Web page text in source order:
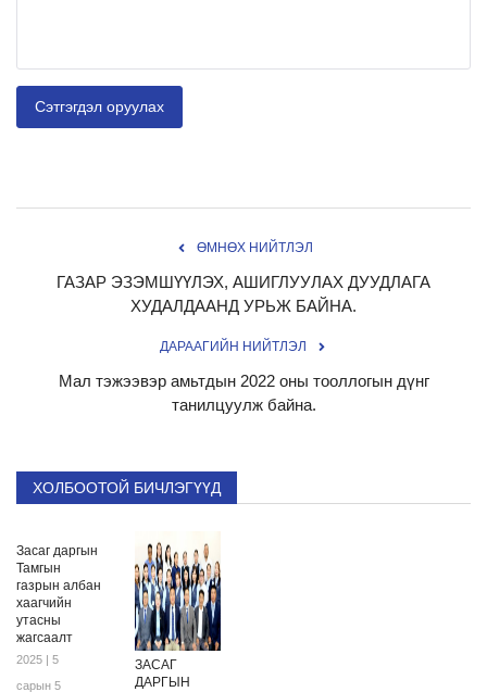
Сэтгэгдэл оруулах
ӨМНӨХ НИЙТЛЭЛ
ГАЗАР ЭЗЭМШҮҮЛЭХ, АШИГЛУУЛАХ ДУУДЛАГА
ХУДАЛДААНД УРЬЖ БАЙНА.
ДАРААГИЙН НИЙТЛЭЛ
Мал тэжээвэр амьтдын 2022 оны тооллогын дүнг
танилцуулж байна.
ХОЛБООТОЙ БИЧЛЭГҮҮД
Засаг даргын
Тамгын
газрын албан
хаагчийн
утасны
жагсаалт
2025 | 5
сарын 5
ЗАСАГ
ДАРГЫН